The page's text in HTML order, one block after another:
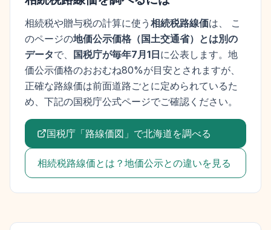
相続税や贈与税の計算に使う 相続税路線価は、 こ
のページの地価公示価格 （ 国土交通省）とは別の
データで、 国税庁が毎年7月1日に公表します。 地
価公示価格のおおむね80%が目安とされますが、
正確な路線価は前面道路ごとに定められているた
め、下記の国税庁公式ページでご確認ください。
国税庁「路線価図」で北海道を調べる
相続税路線価とは？地価公示との違いを見る